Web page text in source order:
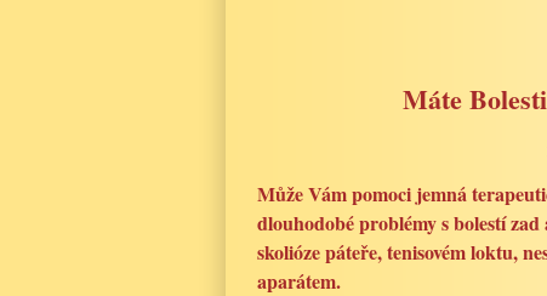
Máte
Může Vám pomoci jemná
dlouhodobé problémy s bolestí
skolióze páteře, tenisovém loktu,
aparátem.